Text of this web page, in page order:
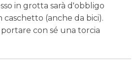
in grotta sarà d'obbligo
caschetto (anche da bici).
con sé una torcia